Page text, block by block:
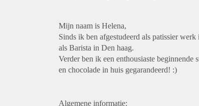
Mijn naam is Helena,
Sinds ik ben afgestudeerd als patissier
als Barista in Den haag.
Verder ben ik een enthousiaste
en chocolade in huis gegarandeerd! :)
Algemene informatie: